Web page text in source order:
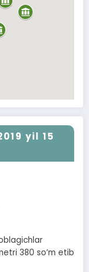
yil 15
380 soʼm etib